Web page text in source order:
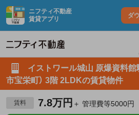
ニフティ不動産
賃貸アプリ
ダ
イストワール城山 原爆資料館
市宝栄町） 3階 2LDKの賃貸物件
賃料 7.8万円 ＋ 管理費等5000円